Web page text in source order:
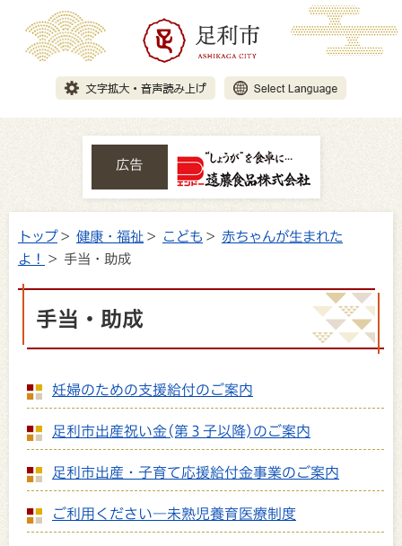
広告
トップ> 健康・福祉 > こども > 赤ちゃんが生まれた
よ！
> 手当・助成
手当・助成
妊婦のための支援給付のご案内
足利市出産祝い金(第３子以降)のご案内
足利市出産・子育て応援給付金事業のご案内
ご利用ください―未熟児養育医療制度